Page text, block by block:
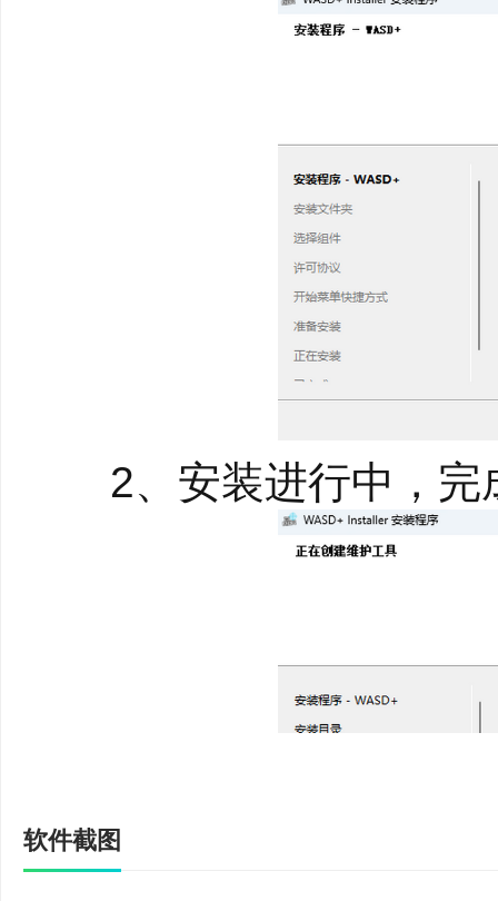
4、安全可靠
Facebook等账号都无
【按键映射】
WASD+ 提供强大的
2、安装进行中，完
软件截图